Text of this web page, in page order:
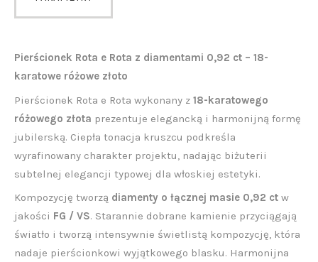
Pierścionek Rota e Rota z diamentami 0,92 ct – 18-
karatowe różowe złoto
Pierścionek Rota e Rota wykonany z 18-karatowego
różowego złota prezentuje elegancką i harmonijną formę
jubilerską. Ciepła tonacja kruszcu podkreśla
wyrafinowany charakter projektu, nadając biżuterii
subtelnej elegancji typowej dla włoskiej estetyki.
Kompozycję tworzą diamenty o łącznej masie 0,92 ct w
jakości FG / VS. Starannie dobrane kamienie przyciągają
światło i tworzą intensywnie świetlistą kompozycję, która
nadaje pierścionkowi wyjątkowego blasku. Harmonijna